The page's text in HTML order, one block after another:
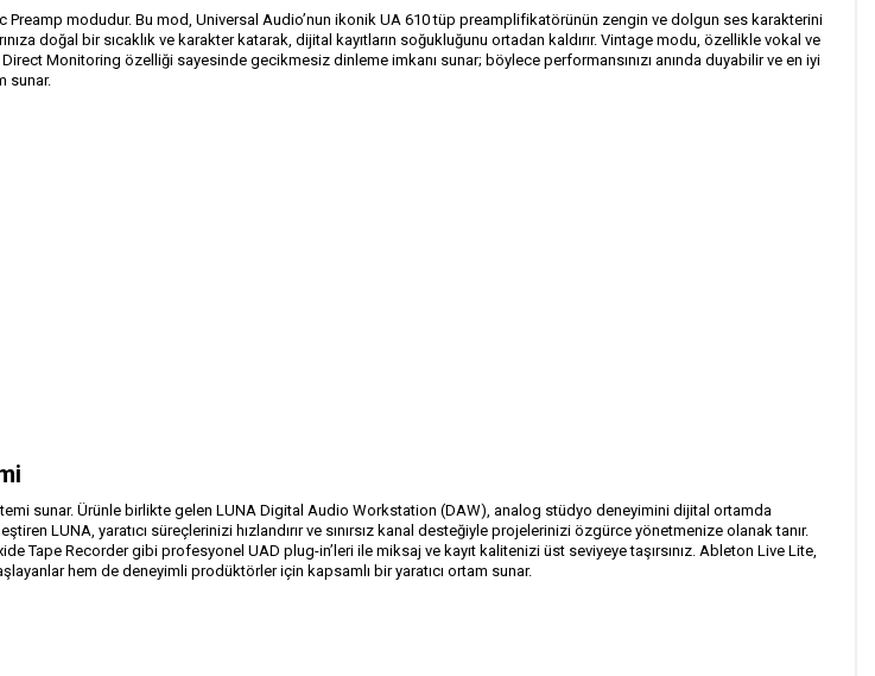
modudur. Bu mod, Universal Audio’nun ikonik UA 610 tüp preamplifikatörünün zengin ve dolgun ses karakterini
doğal bir sıcaklık ve karakter katarak, dijital kayıtların soğukluğunu ortadan kaldırır. Vintage modu, özellikle vokal ve
Monitoring özelliği sayesinde gecikmesiz dinleme imkanı sunar; böylece performansınızı anında duyabilir ve en iyi
sunar.
sunar. Ürünle birlikte gelen LUNA Digital Audio Workstation (DAW), analog stüdyo deneyimini dijital ortamda
LUNA, yaratıcı süreçlerinizi hızlandırır ve sınırsız kanal desteğiyle projelerinizi özgürce yönetmenize olanak tanır.
Tape Recorder gibi profesyonel UAD plug-in’leri ile miksaj ve kayıt kalitenizi üst seviyeye taşırsınız. Ableton Live Lite,
hem de deneyimli prodüktörler için kapsamlı bir yaratıcı ortam sunar.